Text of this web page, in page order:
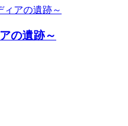
の遺跡～